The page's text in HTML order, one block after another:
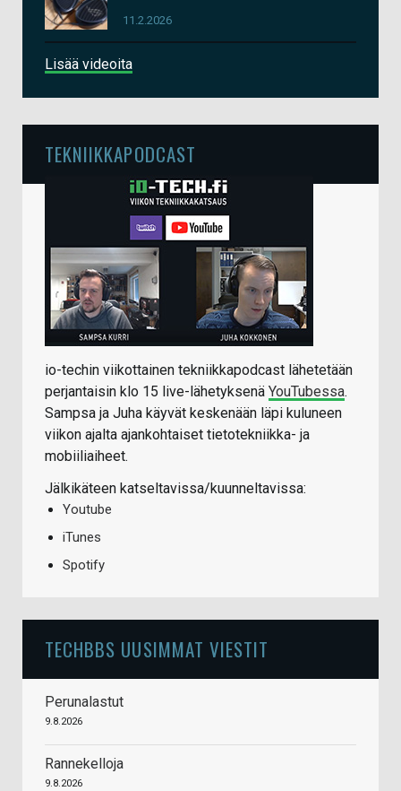
11.2.2026
Lisää videoita
TEKNIIKKAPODCAST
io-techin viikottainen tekniikkapodcast lähetetään
perjantaisin klo 15 live-lähetyksenä YouTubessa.
Sampsa ja Juha käyvät keskenään läpi kuluneen
viikon ajalta ajankohtaiset tietotekniikka- ja
mobiiliaiheet.
Jälkikäteen katseltavissa/kuunneltavissa:
Youtube
iTunes
Spotify
TECHBBS UUSIMMAT VIESTIT
Perunalastut
9.8.2026
Rannekelloja
9.8.2026